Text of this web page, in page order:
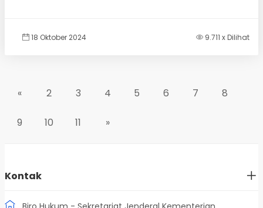
18 Oktober 2024 9.711 x Dilihat
« 2 3 4 5 6 7 8
9 10 11 »
Kontak